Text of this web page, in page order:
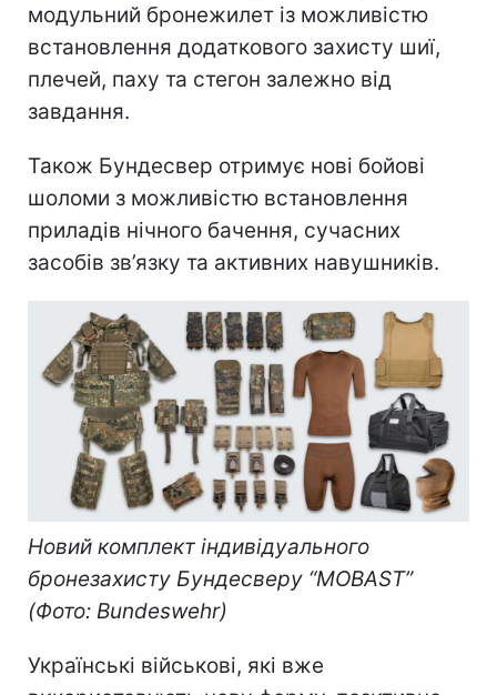
модульний бронежилет із можливістю
встановлення додаткового захисту шиї,
плечей, паху та стегон залежно від
завдання.
Також Бундесвер отримує нові бойові
шоломи з можливістю встановлення
приладів нічного бачення, сучасних
засобів зв’язку та активних навушників.
Новий комплект індивідуального
бронезахисту Бундесверу “MOBAST”
(Фото: Bundeswehr)
Українські військові, які вже